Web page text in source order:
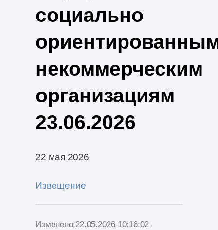
социально
некоммерческим
организациям
23.06.2026
22 мая 2026
Извещение
Изменено 22.05.2026 10:16:02